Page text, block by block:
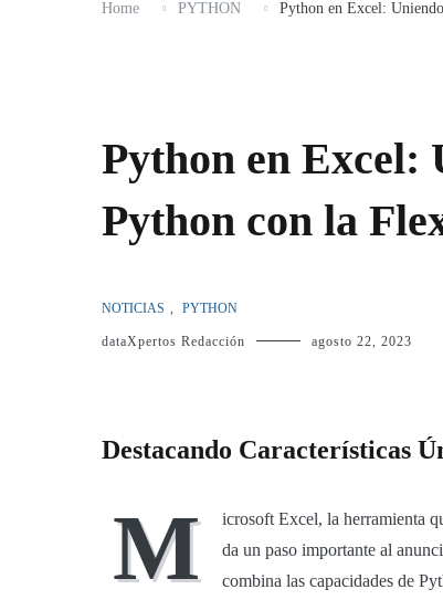
Home PYTHON Python en Excel:
Python en Excel:
Python con la
NOTICIAS , PYTHON
dataXpertos Redacción agosto 22, 2023
Destacando Características
M
icrosoft Excel, la herramienta
da un paso importante al
combina las capacidades de